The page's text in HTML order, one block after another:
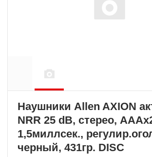
Наушники Allen AXION
NRR 25 dB, стерео,
1,5миллсек.,
черный, 431гр. DISC